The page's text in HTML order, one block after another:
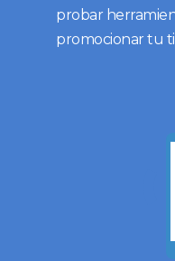
probar
promocionar tu